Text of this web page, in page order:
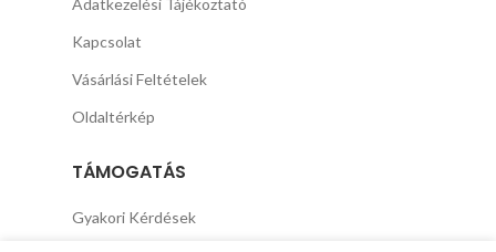
Adatkezelési Tájékoztató
Kapcsolat
Vásárlási Feltételek
Oldaltérkép
TÁMOGATÁS
Gyakori Kérdések